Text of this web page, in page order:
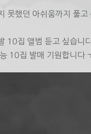
못했던 아쉬움까지 풀고
10집 앨범 듣고 싶습니
10집 발매 기원합니다